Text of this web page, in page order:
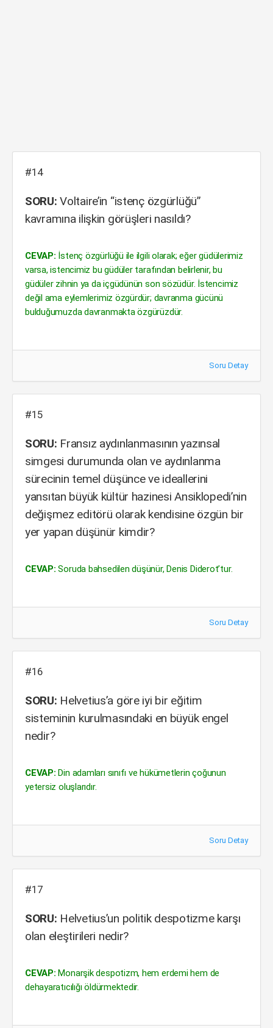
#14
SORU: Voltaire’in “istenç özgürlüğü”
kavramına ilişkin görüşleri nasıldı?
CEVAP: İstenç özgürlüğü ile ilgili olarak; eğer güdülerimiz
varsa, istencimiz bu güdüler tarafından belirlenir, bu
güdüler zihnin ya da içgüdünün son sözüdür. İstencimiz
değil ama eylemlerimiz özgürdür; davranma gücünü
bulduğumuzda davranmakta özgürüzdür.
Soru Detay
#15
SORU: Fransız aydınlanmasının yazınsal
simgesi durumunda olan ve aydınlanma
sürecinin temel düşünce ve ideallerini
yansıtan büyük kültür hazinesi Ansiklopedi’nin
değişmez editörü olarak kendisine özgün bir
yer yapan düşünür kimdir?
CEVAP: Soruda bahsedilen düşünür, Denis Diderot’tur.
Soru Detay
#16
SORU: Helvetius’a göre iyi bir eğitim
sisteminin kurulmasındaki en büyük engel
nedir?
CEVAP: Din adamları sınıfı ve hükümetlerin çoğunun
yetersiz oluşlarıdır.
Soru Detay
#17
SORU: Helvetius’un politik despotizme karşı
olan eleştirileri nedir?
CEVAP: Monarşik despotizm, hem erdemi hem de
dehayaratıcılığı öldürmektedir.